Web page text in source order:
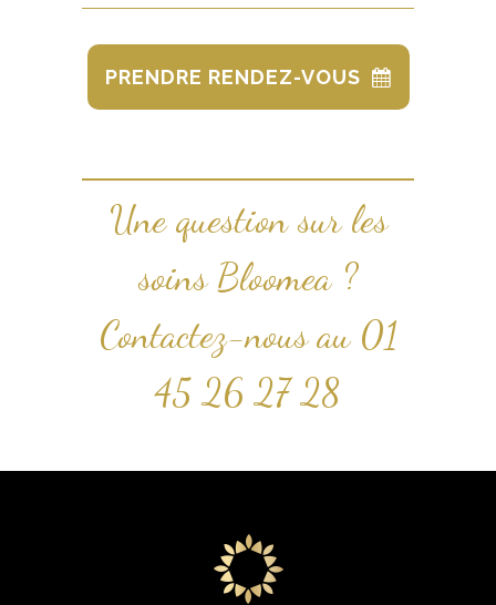
PRENDRE RENDEZ-VOUS
Une question sur les
soins Bloomea ?
Contactez-nous au 01
45 26 27 28